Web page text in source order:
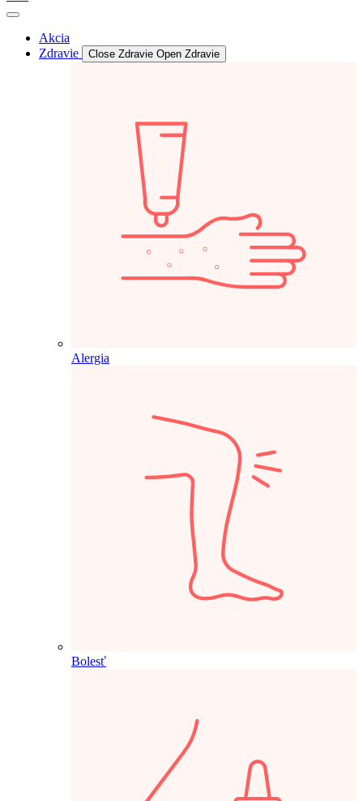
Akcia
Zdravie
Close Zdravie Open Zdravie
Alergia
Bolesť